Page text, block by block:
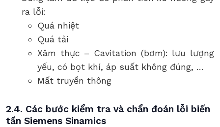
ra lỗi:
Quá nhiệt
Quá tải
Xâm thực – Cavitation (bơm): lưu lượng
yếu, có bọt khí, áp suất không đúng, …
Mất truyền thông
2.4. Các bước kiểm tra và chẩn đoán lỗi biến
tần Siemens Sinamics